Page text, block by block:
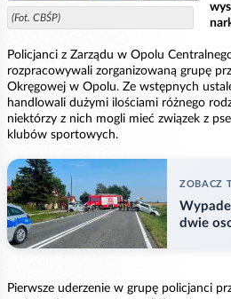
(Fot. CBŚP)
Policjanci z Zarządu w Opolu
rozpracowywali zorganizowaną grupę
Okręgowej w Opolu. Ze wstępnych
handlowali dużymi ilościami różnego
niektórzy z nich mogli mieć związek z
klubów sportowych.
ZOBACZ
dwie
Pierwsze uderzenie w grupę policjanci